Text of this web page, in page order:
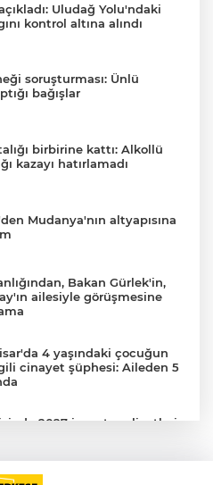
Uludağ Yolu'ndaki
kontrol altına alındı
soruşturması: Ünlü
bağışlar
birbirine kattı: Alkollü
kazayı hatırlamadı
Mudanya'nın altyapısına
Bakan Gürlek'in,
ailesiyle görüşmesine
4 yaşındaki çocuğun
cinayet şüphesi: Aileden 5
2027 inşaat maliyetleri